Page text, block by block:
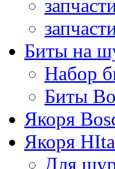
Биты на
Набор
Биты
Якоря
Якоря
Для